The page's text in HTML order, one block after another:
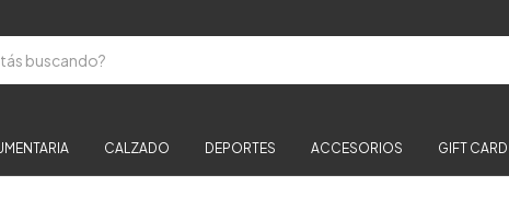
CALZADO DEPORTES ACCESORIOS GIFT CARD